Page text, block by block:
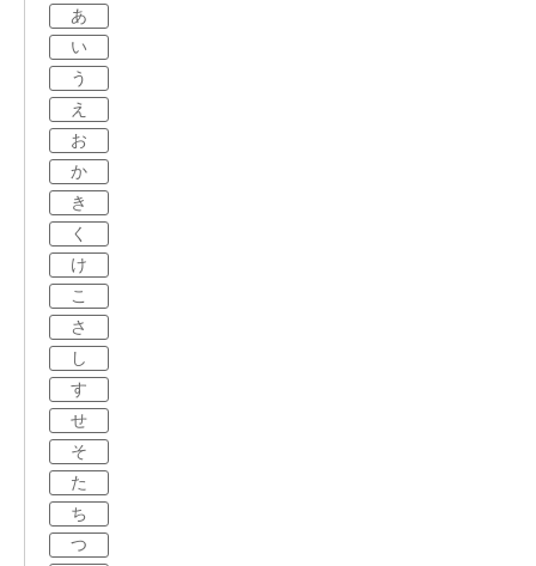
あ
い
う
え
お
か
き
く
け
こ
さ
し
す
せ
そ
た
ち
つ